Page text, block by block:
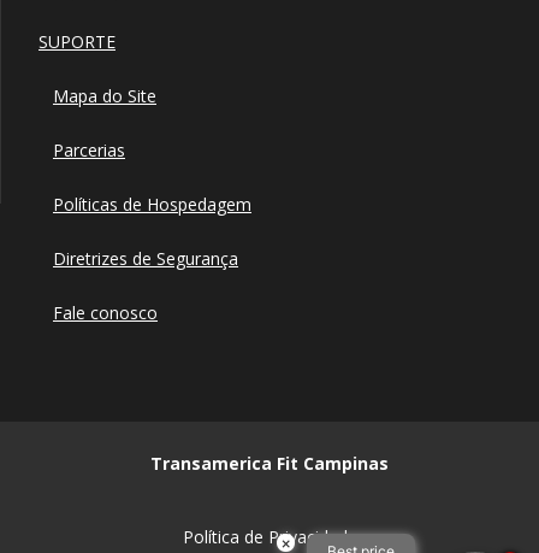
SUPORTE
Mapa do Site
Parcerias
Políticas de Hospedagem
Diretrizes de Segurança
Fale conosco
Transamerica Fit Campinas
Política de Privacidade
×